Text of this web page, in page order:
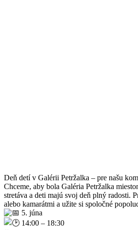
Deň detí v Galérii Petržalka – pre našu
Chceme, aby bola Galéria Petržalka
stretáva a deti majú svoj deň plný radosti.
alebo kamarátmi a užite si spoločné
5. júna
14:00 – 18:30